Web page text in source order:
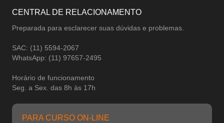
CENTRAL DE RELACIONAMENTO
Preparada para esclarecer suas dúvidas e problemas.
SAC: (11) 5594-2067
WhatsApp: (11) 97657-2495
Horário de funcionamento
Seg. a Sex. das 8h às 17h
PARA CURSO ON-LINE